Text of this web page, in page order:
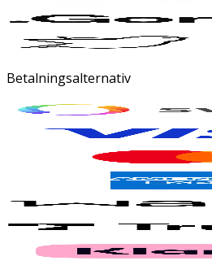
Betalningsalternativ